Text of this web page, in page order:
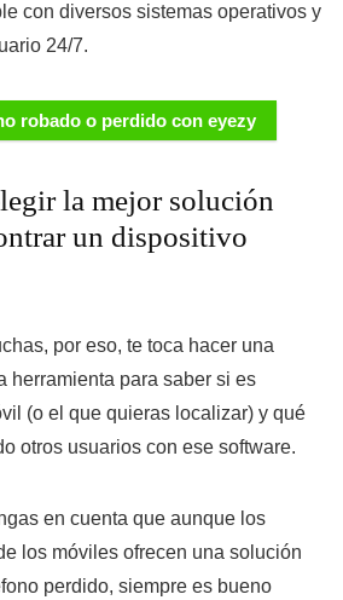
con diversos sistemas operativos y
24/7.
robado o perdido con eyezy
la mejor solución
un dispositivo
por eso, te toca hacer una
herramienta para saber si es
(o el que quieras localizar) y qué
otros usuarios con ese software.
en cuenta que aunque los
los móviles ofrecen una solución
perdido, siempre es bueno